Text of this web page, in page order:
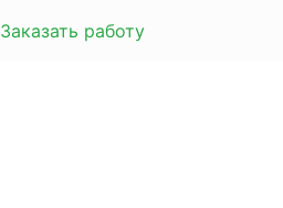
Заказать работу